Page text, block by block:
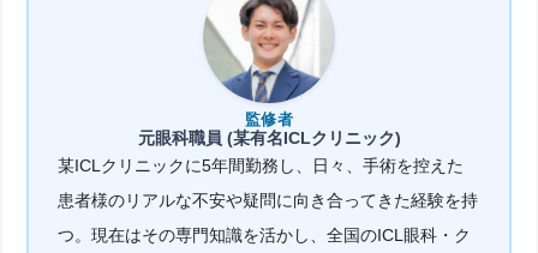
監修者
元眼科職員 (某有名ICLクリニック)
某ICLクリニックに5年間勤務し、日々、手術を控えた
患者様のリアルな不安や疑問に向き合ってきた経験を持
つ。現在はその専門知識を活かし、全国のICL眼科・ク